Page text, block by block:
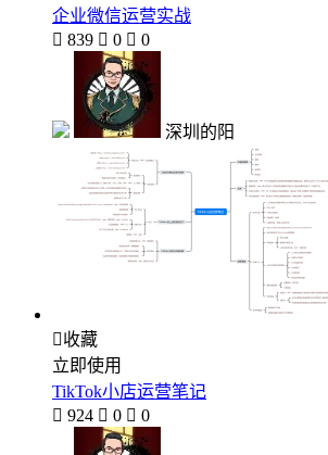
企业微信运营实战
 839  0  0
深圳的阳
收藏
立即使用
TikTok小店运营笔记
 924  0  0